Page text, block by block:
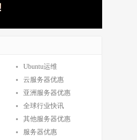
Ubuntu运维
云服务器优惠
亚洲服务器优惠
全球行业快讯
其他服务器优惠
服务器优惠